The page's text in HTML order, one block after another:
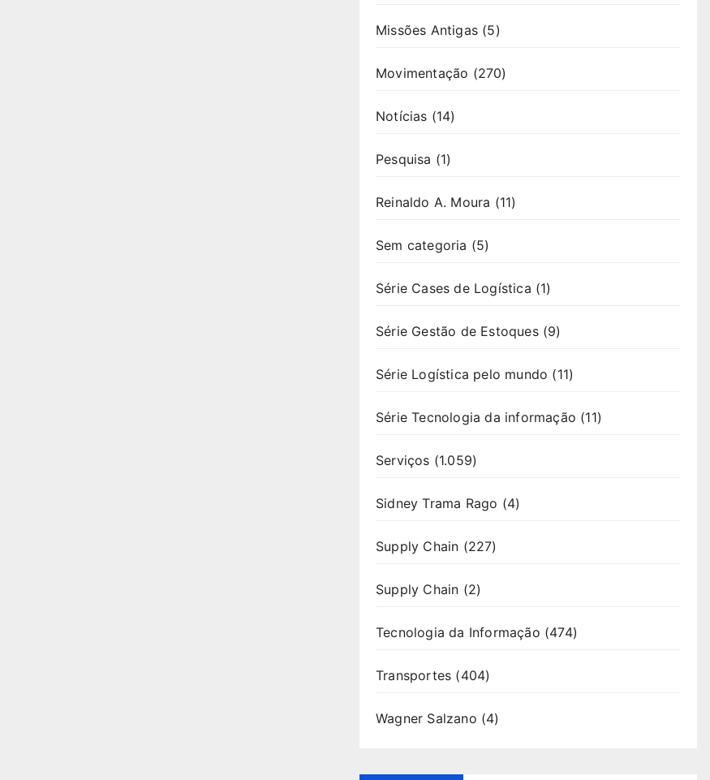
Missões Antigas (5)
Movimentação (270)
Notícias (14)
Pesquisa (1)
Reinaldo A. Moura (11)
Sem categoria (5)
Série Cases de Logística (1)
Série Gestão de Estoques(9)
Série Logística pelo mundo (11)
Série Tecnologia da informação (11)
Serviços (1.059)
Sidney Trama Rago (4)
Supply Chain (227)
Supply Chain (2)
Tecnologia da Informação (474)
Transportes (404)
Wagner Salzano (4)